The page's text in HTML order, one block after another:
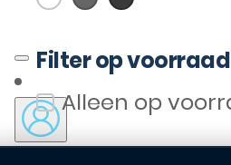
Filter op voorraad
Filter op voorraad